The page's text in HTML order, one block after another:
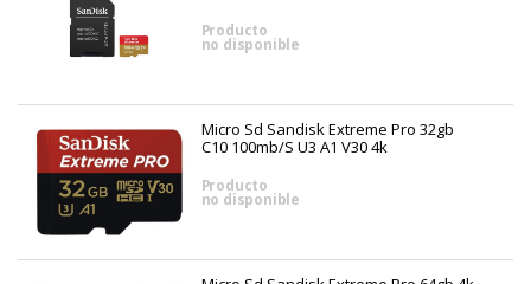
Producto
no disponible
Micro Sd Sandisk Extreme Pro 32gb
C10 100mb/s U3 A1 V30 4k
Producto
no disponible